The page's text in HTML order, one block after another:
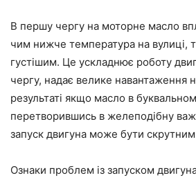
В першу чергу на моторне масло
чим нижче температура на вулиці,
густішим. Це ускладнює роботу
чергу, надає велике навантаження
результаті якщо масло в
перетворившись в желеподібну
запуск двигуна може бути
Ознаки проблем із запуском